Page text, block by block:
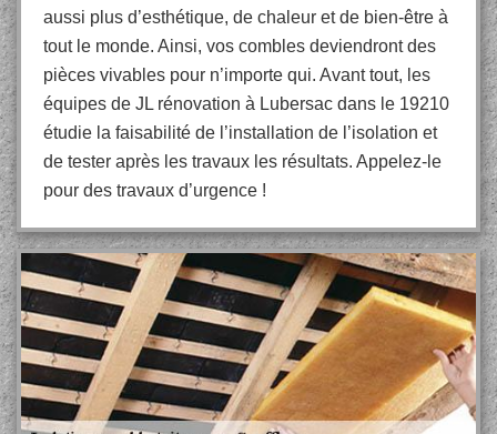
aussi plus d’esthétique, de chaleur et de bien-être à
tout le monde. Ainsi, vos combles deviendront des
pièces vivables pour n’importe qui. Avant tout, les
équipes de JL rénovation à Lubersac dans le 19210
étudie la faisabilité de l’installation de l’isolation et
de tester après les travaux les résultats. Appelez-le
pour des travaux d’urgence !